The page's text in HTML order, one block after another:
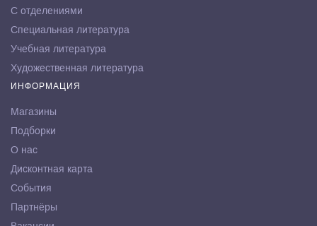
С отделениями
Специальная литература
Учебная литература
Художественная литература
ИНФОРМАЦИЯ
Магазины
Подборки
О нас
Дисконтная карта
События
Партнёры